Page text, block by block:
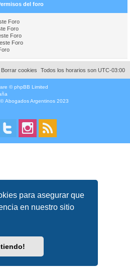
para asegurar que
en nuestro sitio
del foro
Foro
Foro
Foro
Foro
Todos los horarios son UTC-03:00
Borrar cookies
© phpBB Limited
©Abogados Argentinos 2023